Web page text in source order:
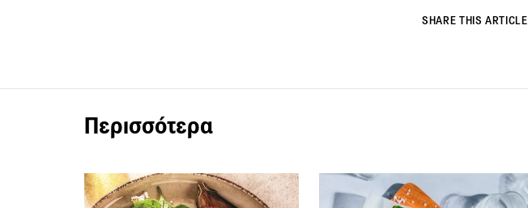
SHARE THIS ARTICLE
Περισσότερα